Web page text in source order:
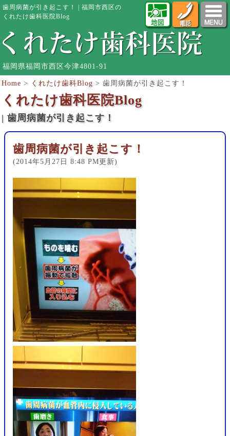
歯周病菌が引き起こす！ | 福岡市西区の
くれたけ歯科医院Blog
福岡県福岡市西区今津4801-91
Home > くれたけ歯科Blog > 歯周病菌が引き起こす！
くれたけ歯科医院Blog
| 歯周病菌が引き起こす！
歯周病菌が引き起こす！
(2014年5月27日 8:48 PM更新)